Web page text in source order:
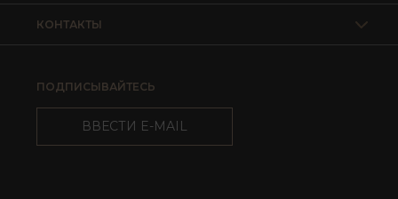
КОНТАКТЫ
ПОДПИСЫВАЙТЕСЬ
ВВЕСТИ E-MAIL